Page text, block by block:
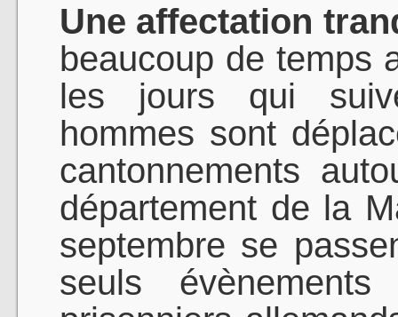
Une affectation
beaucoup de temps
les jours qui
hommes sont
cantonnements
département de la
septembre se
seuls